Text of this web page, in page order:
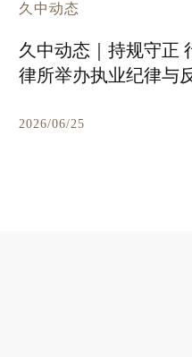
久中动态
久中动态｜持规守正
律所举办执业纪律与
2026/06/25